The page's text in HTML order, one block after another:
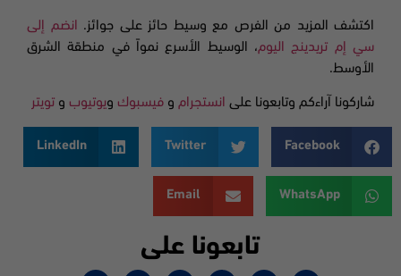
اكتشف المزيد من الفرص مع وسيط حائز على جوائز.
انضم إلى
سي إم تريدينج اليوم، الوسيط الأسرع نمواً في منطقة الشرق
الأوسط.
شاركونا آراءكم وتابعونا على انستجرام و فيسبوك ويوتيوب و تويتر
Facebook
Twitter
LinkedIn
WhatsApp
Email
تابعونا على